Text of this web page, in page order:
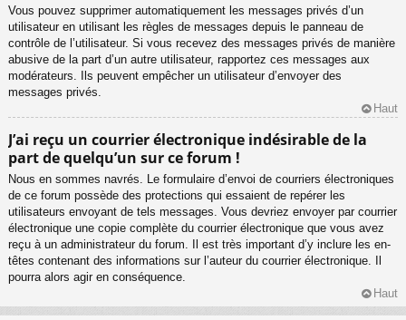
Vous pouvez supprimer automatiquement les messages privés d’un
utilisateur en utilisant les règles de messages depuis le panneau de
contrôle de l’utilisateur. Si vous recevez des messages privés de manière
abusive de la part d’un autre utilisateur, rapportez ces messages aux
modérateurs. Ils peuvent empêcher un utilisateur d’envoyer des
messages privés.
Haut
J’ai reçu un courrier électronique indésirable de la
part de quelqu’un sur ce forum !
Nous en sommes navrés. Le formulaire d’envoi de courriers électroniques
de ce forum possède des protections qui essaient de repérer les
utilisateurs envoyant de tels messages. Vous devriez envoyer par courrier
électronique une copie complète du courrier électronique que vous avez
reçu à un administrateur du forum. Il est très important d’y inclure les en-
têtes contenant des informations sur l’auteur du courrier électronique. Il
pourra alors agir en conséquence.
Haut